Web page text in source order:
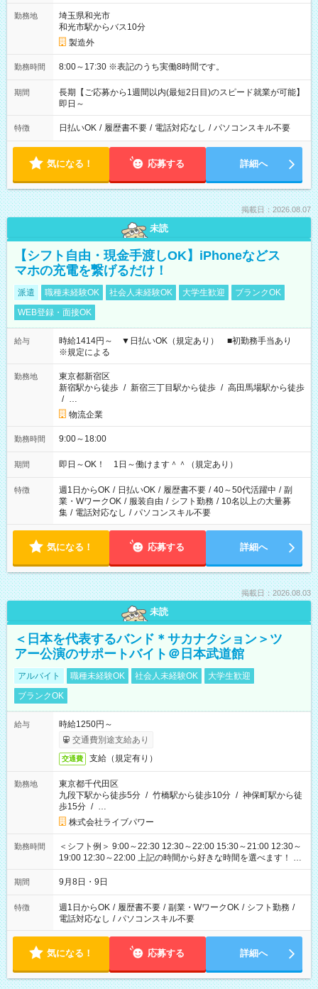
勤務地
埼玉県和光市
和光市駅からバス10分
製造外
勤務時間 8:00～17:30 ※表記のうち実働8時間です。
期間
長期【ご応募から1週間以内(最短2日目)のスピード就業が可能】
即日～
特徴 日払いOK / 履歴書不要 / 電話対応なし / パソコンスキル不要
気になる！ 応募する 詳細へ
掲載日：2026.08.07
未読
【シフト自由・現金手渡しOK】iPhoneなどス
マホの充電を繋げるだけ！
派遣 職種未経験OK 社会人未経験OK 大学生歓迎
ブランクOK
WEB登録・面接OK
給与
時給1414円～ ▼日払いOK（規定あり） ■初勤務手当あり
※規定による
勤務地
東京都新宿区
新宿駅から徒歩 / 新宿三丁目駅から徒歩 / 高田馬場駅から徒歩
/ …
物流企業
勤務時間 9:00～18:00
期間 即日～OK！ 1日～働けます＾＾（規定あり）
特徴 週1日からOK / 日払いOK / 履歴書不要 / 40～50代活躍中 / 副
業・WワークOK / 服装自由 / シフト勤務 / 10名以上の大量募
集 / 電話対応なし / パソコンスキル不要
気になる！ 応募する 詳細へ
掲載日：2026.08.03
未読
＜日本を代表するバンド＊サカナクション＞ツ
アー公演のサポートバイト＠日本武道館
アルバイト 職種未経験OK 社会人未経験OK
大学生歓迎
ブランクOK
給与
時給1250円～
交通費別途支給あり
交通費 支給（規定有り）
勤務地
東京都千代田区
九段下駅から徒歩5分 / 竹橋駅から徒歩10分 / 神保町駅から徒
歩15分 / …
株式会社ライブパワー
勤務時間
＜シフト例＞ 9:00～22:30 12:30～22:00 15:30～21:00 12:30～
19:00 12:30～22:00 上記の時間から好きな時間を選べます！ ※
時間は変更となる可能性があります
期間 9月8日・9日
特徴 週1日からOK / 履歴書不要 / 副業・WワークOK / シフト勤務 /
電話対応なし / パソコンスキル不要
気になる！ 応募する 詳細へ